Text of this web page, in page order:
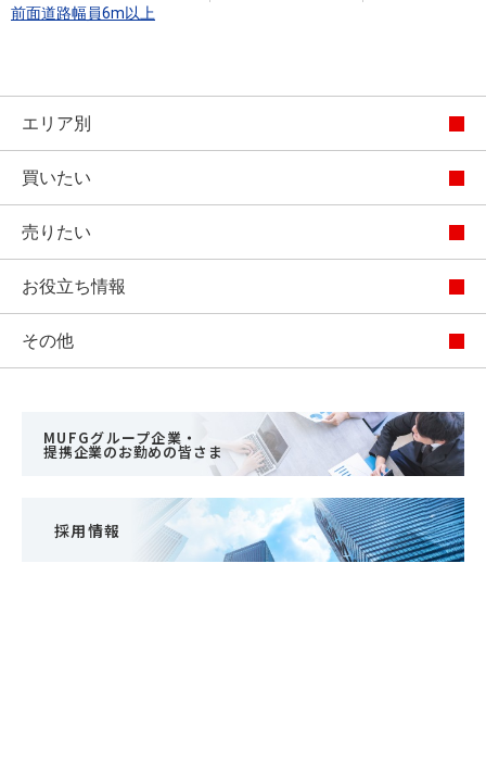
前面道路幅員6m以上
エリア別
買いたい
売りたい
お役立ち情報
その他
MUFGグループ企業・
提携企業のお勤めの皆さま
採用情報